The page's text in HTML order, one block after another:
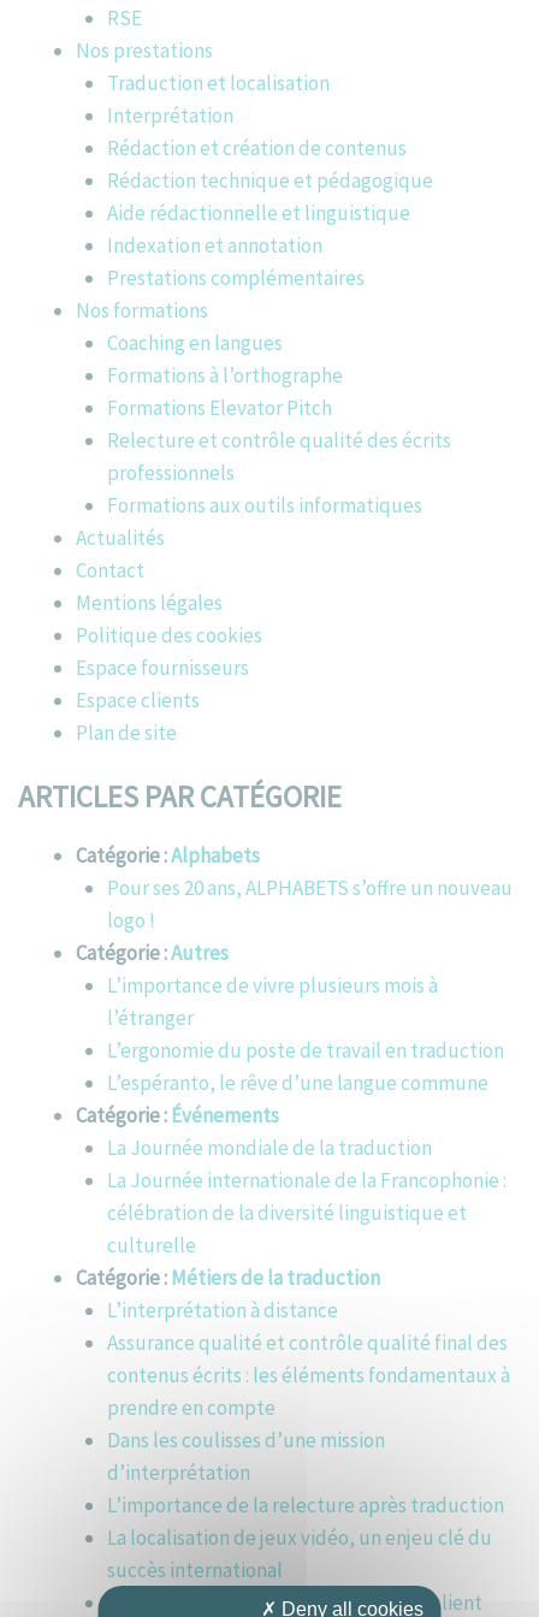
RSE
Nos prestations
Traduction et localisation
Interprétation
Rédaction et création de contenus
Rédaction technique et pédagogique
Aide rédactionnelle et linguistique
Indexation et annotation
Prestations complémentaires
Nos formations
Coaching en langues
Formations à l’orthographe
Formations Elevator Pitch
Relecture et contrôle qualité des écrits
professionnels
Formations aux outils informatiques
Actualités
Contact
Mentions légales
Politique des cookies
Espace fournisseurs
Espace clients
Plan de site
ARTICLES PAR CATÉGORIE
Catégorie :Alphabets
Pour ses 20 ans, ALPHABETS s’offre un nouveau
logo !
Catégorie :Autres
L’importance de vivre plusieurs mois à
l’étranger
L’ergonomie du poste de travail en traduction
L’espéranto, le rêve d’une langue commune
Catégorie :Événements
La Journée mondiale de la traduction
La Journée internationale de la Francophonie :
célébration de la diversité linguistique et
culturelle
Catégorie :Métiers de la traduction
L’interprétation à distance
Assurance qualité et contrôle qualité final des
contenus écrits : les éléments fondamentaux à
prendre en compte
Dans les coulisses d’une mission
d’interprétation
L’importance de la relecture après traduction
La localisation de jeux vidéo, un enjeu clé du
succès international
Gestion de projets de traduction – Le client
✗ Deny all cookies